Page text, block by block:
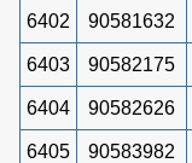
6402 90581632
6403 90582175
6404 90582626
6405 90583982